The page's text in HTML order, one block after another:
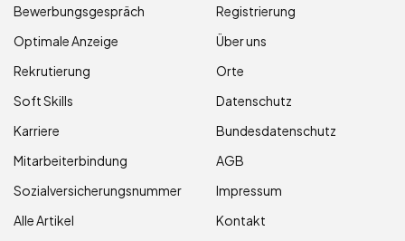
Bewerbungsgespräch
Optimale Anzeige
Rekrutierung
Soft Skills
Karriere
Mitarbeiterbindung
Sozialversicherungsnummer
Alle Artikel
Registrierung
Über uns
Orte
Datenschutz
Bundesdatenschutz
AGB
Impressum
Kontakt